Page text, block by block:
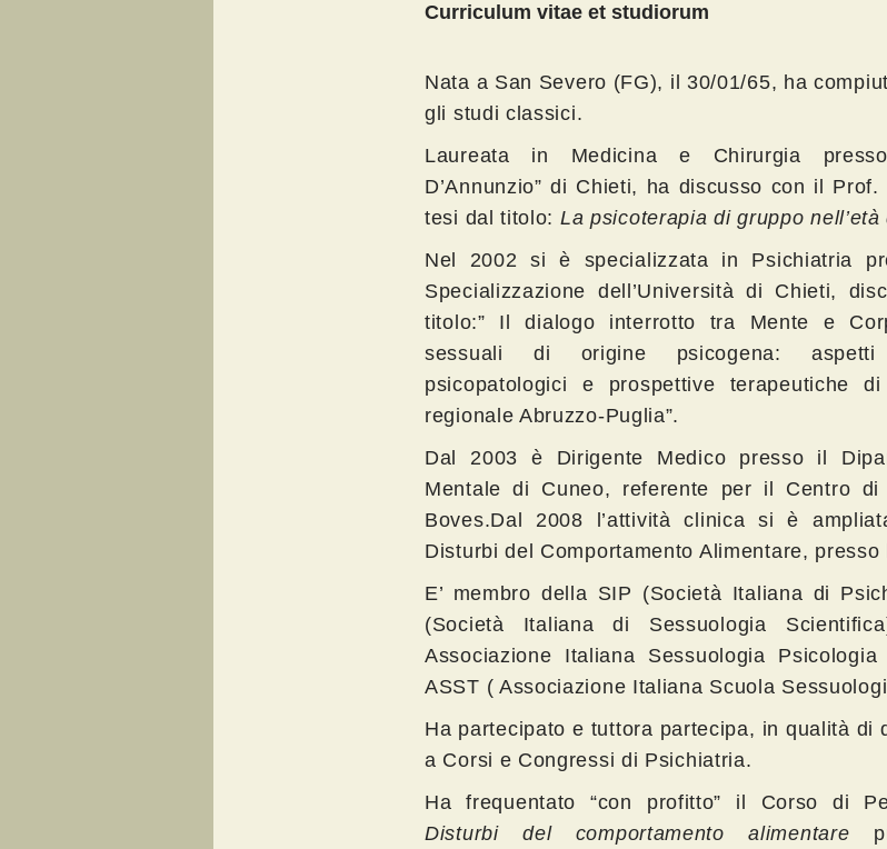
Curriculum vitae et studiorum
Nata a San Severo (FG), il 30/01/65, ha
gli studi classici.
Laureata in Medicina e Chirurgia presso
D’Annunzio” di Chieti, ha discusso con il
tesi dal titolo: La psicoterapia di gruppo nell’età
Nel 2002 si è specializzata in Psichiatria
Specializzazione dell’Università di Chieti,
titolo:” Il dialogo interrotto tra Mente e
sessuali di origine psicogena: aspetti
psicopatologici e prospettive terapeutiche
regionale Abruzzo-Puglia”.
Dal 2003 è Dirigente Medico presso il
Mentale di Cuneo, referente per il Centro di
Boves.Dal 2008 l’attività clinica si è
Disturbi del Comportamento Alimentare, presso
E’ membro della SIP (Società Italiana di
(Società Italiana di Sessuologia
Associazione Italiana Sessuologia
ASST ( Associazione Italiana Scuola
Ha partecipato e tuttora partecipa, in qualità di
a Corsi e Congressi di Psichiatria.
Ha frequentato “con profitto” il Corso di
Disturbi del comportamento alimentare